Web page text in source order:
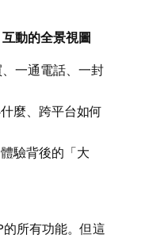
互動的全景視圖
一通電話、一封
麼、跨平台如何
驗背後的「大
所有功能。但這